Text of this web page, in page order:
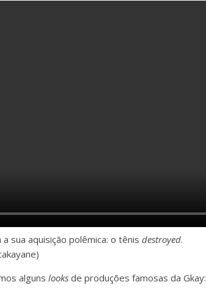
sua aquisição polêmica: o tênis destroyed.
alguns looks de produções famosas da Gkay: